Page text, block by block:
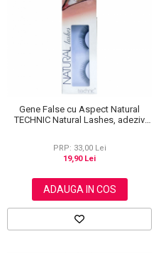
Gene False cu Aspect Natural
TECHNIC Natural Lashes, adeziv
PRP: 33,00 Lei
19,90 Lei
ADAUGA IN COS